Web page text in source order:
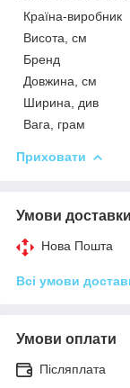
Країна-виробник
Висота, см
Бренд
Довжина, см
Ширина, див
Вага, грам
Приховати
Умови доставки
Нова Пошта
Всі умови
Умови оплати
Післяплата